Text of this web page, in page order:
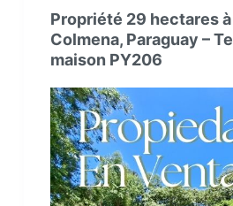
Touristique
Rentable
au
Paraguay
PY201
Propriété 29 hectares
Colmena, Paraguay –
maison PY206